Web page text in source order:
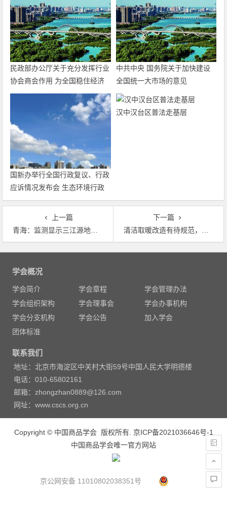
民政部办公厅关于充分发挥行业
协会商会作用 为全国稳住经济
大盘积极贡献力量的通知
中共中央 国务院关于加快建设
全国统一大市场的意见
国新办举行全国行政复议、行政
应诉情况发布会 生态环境行政
复议案件有较大增长
汉中汉台区普法走基层
上一篇
青海：监测显示三江源地区生态退化趋势得到初步遏制
下一篇
清洁取暖改造有待规范，部分地区政策研究不透彻
文
学会概况
学会简介 学会章程
学会管理办法
学会组织架构
学会理事会
学会办事机构
学会分支机构
学会公告
加入学会
团体标准
联系我们
地址：北京市海淀区中关村大街59号中国人民大学明德楼
电话：010-65802161
邮箱：zhongzhan0889@126.com
网址：www.cscs.org.cn
Copyright © 中国商品学会 版权所有. 京ICP备2021036646号-1
中国商品学会唯一官方网站
京公网安备 11010802038351号